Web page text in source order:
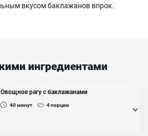
вкусом баклажанов впрок.
ингредиентами
Овощное рагу с баклажанами
40минут 4порции